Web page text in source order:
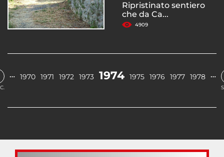
Ripristinato sentiero
che da Ca...
4909
… 1970 1971 1972 1973 1974 1975 1976 1977 1978 …